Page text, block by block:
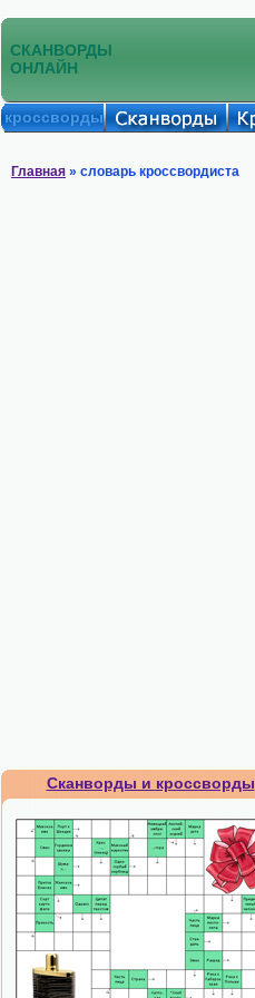
СКАНВОРДЫ
ОНЛАЙН
кроссворды
Главная » словарь кроссвордиста
Сканворды и кроссворды